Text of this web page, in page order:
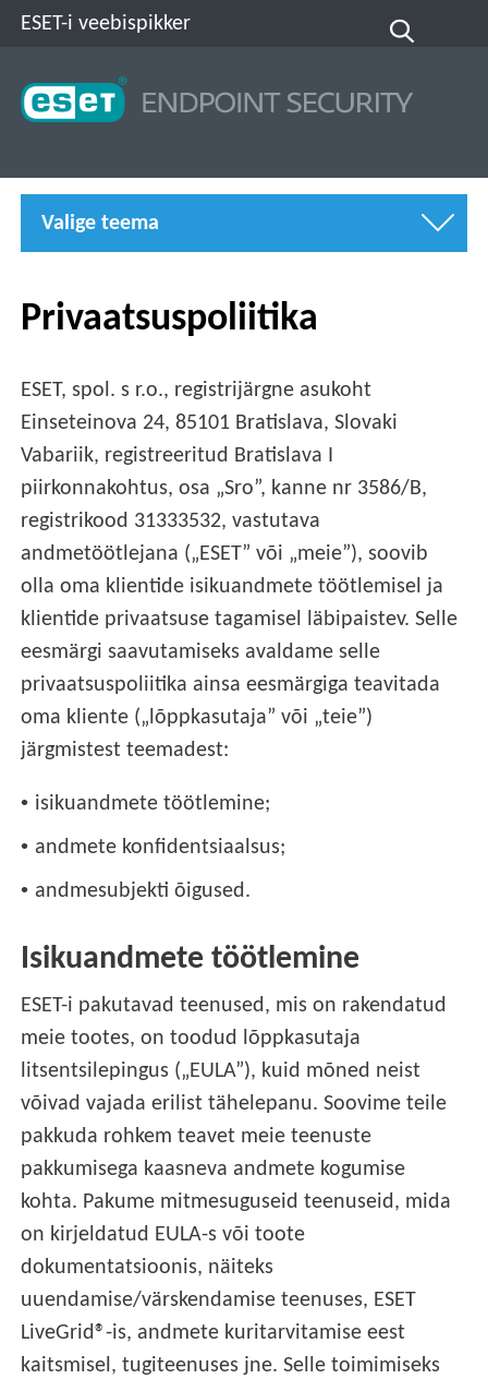
ESET-i veebispikker
Valige teema
Privaatsuspoliitika
ESET, spol. s r.o., registrijärgne asukoht
Einseteinova 24, 85101 Bratislava, Slovaki
Vabariik, registreeritud Bratislava I
piirkonnakohtus, osa „Sro”, kanne nr 3586/B,
registrikood 31333532, vastutava
andmetöötlejana („ESET” või „meie”), soovib
olla oma klientide isikuandmete töötlemisel ja
klientide privaatsuse tagamisel läbipaistev. Selle
eesmärgi saavutamiseks avaldame selle
privaatsuspoliitika ainsa eesmärgiga teavitada
oma kliente („lõppkasutaja” või „teie”)
järgmistest teemadest:
• isikuandmete töötlemine;
• andmete konfidentsiaalsus;
• andmesubjekti õigused.
Isikuandmete töötlemine
ESET-i pakutavad teenused, mis on rakendatud
meie tootes, on toodud lõppkasutaja
litsentsilepingus („EULA”), kuid mõned neist
võivad vajada erilist tähelepanu. Soovime teile
pakkuda rohkem teavet meie teenuste
pakkumisega kaasneva andmete kogumise
kohta. Pakume mitmesuguseid teenuseid, mida
on kirjeldatud EULA-s või toote
dokumentatsioonis, näiteks
uuendamise/värskendamise teenuses, ESET
LiveGrid®-is, andmete kuritarvitamise eest
kaitsmisel, tugiteenuses jne. Selle toimimiseks